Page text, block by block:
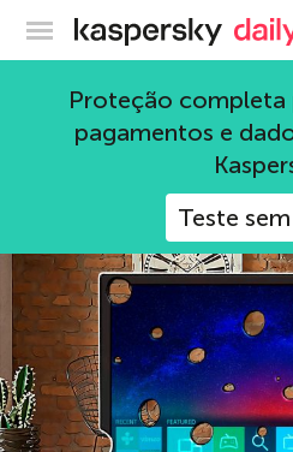
Blog
Proteção completa
pagamentos e
Teste
1117